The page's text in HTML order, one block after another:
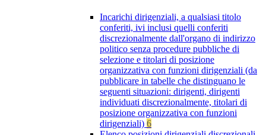
Incarichi dirigenziali, a qualsiasi titolo
conferiti, ivi inclusi quelli conferiti
discrezionalmente dall'organo di indirizzo
politico senza procedure pubbliche di
selezione e titolari di posizione
organizzativa con funzioni dirigenziali (da
pubblicare in tabelle che distinguano le
seguenti situazioni: dirigenti, dirigenti
individuati discrezionalmente, titolari di
posizione organizzativa con funzioni
dirigenziali) 6